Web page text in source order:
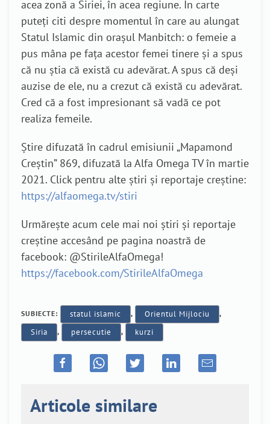
acea zonă a Siriei, în acea regiune. În carte
puteți citi despre momentul în care au alungat
Statul Islamic din orașul Manbitch: o femeie a
pus mâna pe fața acestor femei tinere și a spus
că nu știa că există cu adevărat. A spus că deși
auzise de ele, nu a crezut că există cu adevărat.
Cred că a fost impresionant să vadă ce pot
realiza femeile.
Știre difuzată în cadrul emisiunii „Mapamond
Creștin” 869, difuzată la Alfa Omega TV în martie
2021. Click pentru alte știri și reportaje creștine:
https://alfaomega.tv/stiri
Urmărește acum cele mai noi știri și reportaje
creștine accesând pe pagina noastră de
facebook: @StirileAlfaOmega!
https://facebook.com/StirileAlfaOmega
SUBIECTE: statul islamic , Orientul Mijlociu ,
Siria , persecutie , kurzi
Articole similare